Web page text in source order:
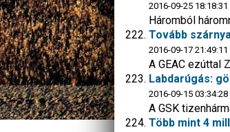
2016-09-25 18:18:31
Háromból
Tovább
2016-09-17 21:49:11
A GEAC ezúttal
Labdarúgás:
2016-09-15 03:34:28
A GSK
Több mint 4